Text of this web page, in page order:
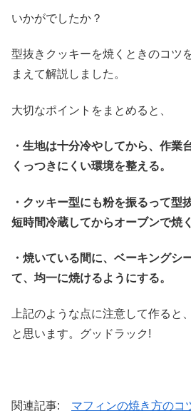
いかがでしたか？
型抜きクッキーを焼くときのコツ
まえて解説しました。
大切なポイントをまとめると、
・生地は十分冷やしてから、作業
くっつきにくい環境を整える。
・クッキー型にも粉を振るって型
短時間冷蔵してからオーブンで焼く
・焼いている間に、ベーキングシ
て、均一に焼けるようにする。
上記のような点に注意して作ると
と思います。グッドラック!
関連記事: マフィンの焼き方のコ